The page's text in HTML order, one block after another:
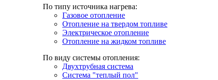
По типу источника нагрева:
Газовое отопление
Отопление на твердом топливе
Электрическое отопление
Отопление на жидком топливе
По виду системы отопления:
Двухтрубная система
Система "теплый пол"